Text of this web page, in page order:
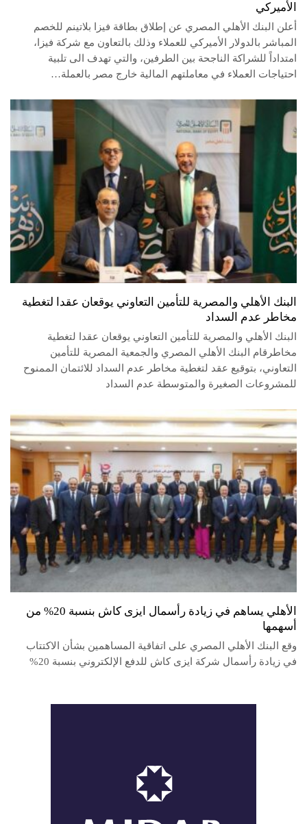
الأميركي
أعلن البنك الأهلي المصري عن إطلاق بطاقة فيزا بلاتينم للخصم
المباشر بالدولار الأميركي للعملاء وذلك بالتعاون مع شركة فيزا،
امتداداً للشراكة الناجحة بين الطرفين، والتي تهدف الى تلبية
احتياجات العملاء في معاملتهم المالية خارج مصر بالعملة…
البنك الأهلي والمصرية للتأمين التعاوني يوقعان عقدا لتغطية
مخاطر عدم السداد
البنك الأهلي والمصرية للتأمين التعاوني يوقعان عقدا لتغطية
مخاطرقام البنك الأهلي المصري والجمعية المصرية للتأمين
التعاوني، بتوقيع عقد لتغطية مخاطر عدم السداد للائتمان الممنوح
للمشروعات الصغيرة والمتوسطة عدم السداد
الأهلي يساهم في زيادة رأسمال ايزى كاش بنسبة 20% من
أسهمها
وقع البنك الأهلي المصري على اتفاقية المساهمين بشأن الاكتتاب
في زيادة رأسمال شركة ايزى كاش للدفع الإلكتروني بنسبة 20%